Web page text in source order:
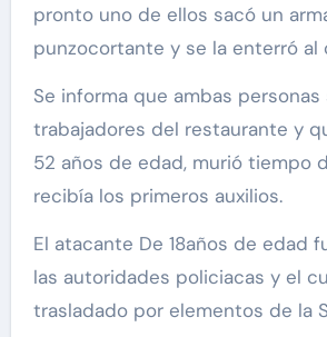
pronto uno de ellos sacó un
punzocortante y se la enterró al
Se informa que ambas personas
trabajadores del restaurante y
52 años de edad, murió tiempo
recibía los primeros auxilios.
El atacante De 18años de edad
las autoridades policiacas y el
trasladado por elementos de la